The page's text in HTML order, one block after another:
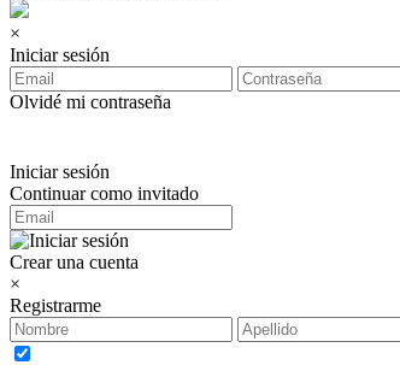
×
Iniciar sesión
Olvidé mi contraseña
Iniciar sesión
Continuar como invitado
Crear una cuenta
×
Registrarme